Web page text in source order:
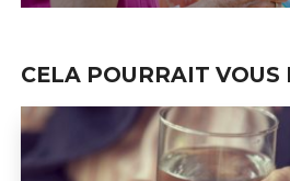
CELA POURRAIT VOUS